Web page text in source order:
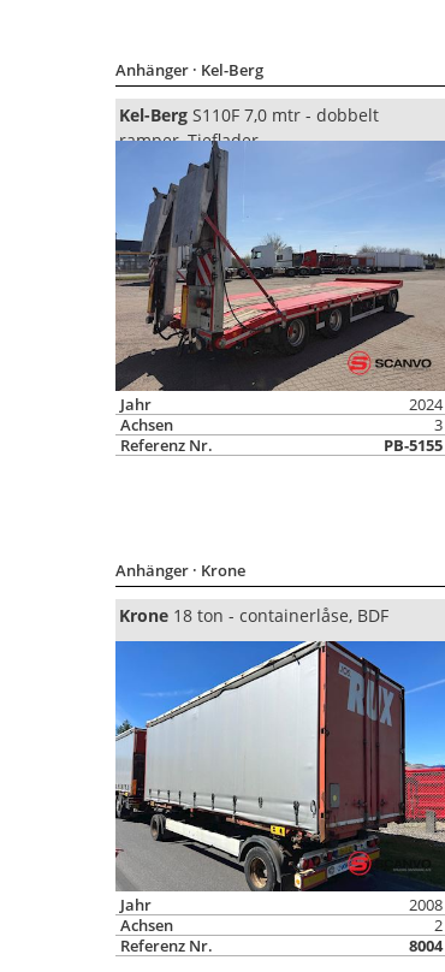
Anhänger · Kel-Berg
Kel-Berg S110F 7,0 mtr - dobbelt
ramper, Tieflader
Jahr
2024
Achsen
3
Referenz Nr.
PB-5155
Anhänger · Krone
Krone 18 ton - containerlåse, BDF
Jahr
2008
Achsen
2
Referenz Nr.
8004